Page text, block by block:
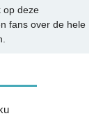
op deze
fans over de hele